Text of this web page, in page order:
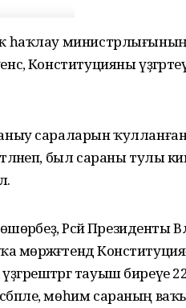
һаҡлау
Конституцияны
сараларын
был сараны тулы
төшөрәбеҙ, Рәсәй
Конституцияға
тауыш биреүе
мөһим сараның